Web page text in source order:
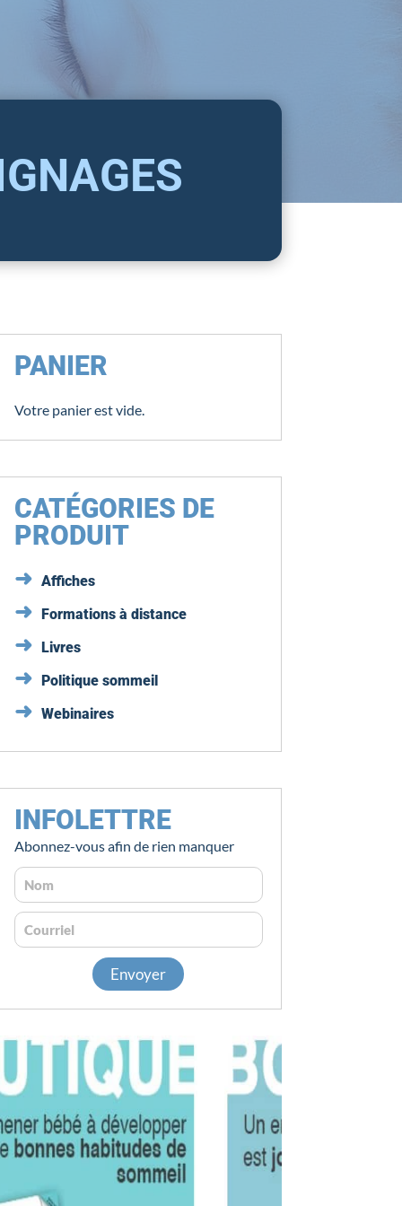
PANIER
Votre panier est vide.
CATÉGORIES DE
PRODUIT
Affiches
Formations à distance
Livres
Politique sommeil
Webinaires
INFOLETTRE
Abonnez-vous afin de rien manquer